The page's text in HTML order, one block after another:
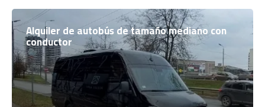
Alquiler de autobús de tamaño mediano con
conductor